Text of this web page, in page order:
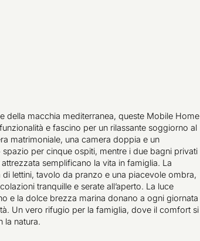
della macchia mediterranea, queste Mobile Home
e fascino per un rilassante soggiorno al
matrimoniale, una camera doppia e un
per cinque ospiti, mentre i due bagni privati
semplificano la vita in famiglia. La
lettini, tavolo da pranzo e una piacevole ombra,
tranquille e serate all’aperto. La luce
e la dolce brezza marina donano a ogni giornata
Un vero rifugio per la famiglia, dove il comfort si
la natura.